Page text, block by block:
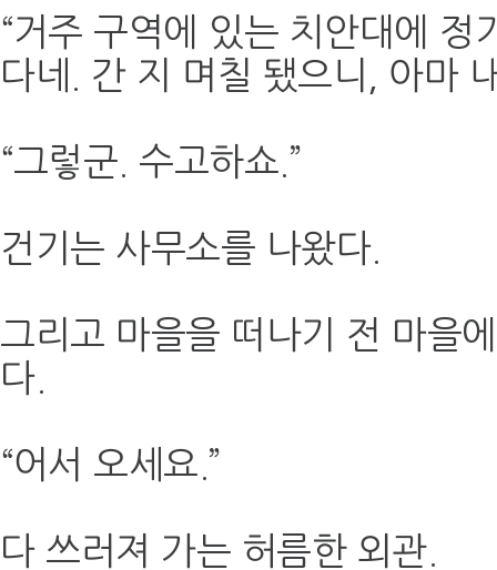
“거주 구역에 있는 치안대에 정
다네. 간 지 며칠 됐으니, 아마
“그렇군. 수고하쇼.”
건기는 사무소를 나왔다.
그리고 마을을 떠나기 전 마을
다.
“어서 오세요.”
다 쓰러져 가는 허름한 외관.